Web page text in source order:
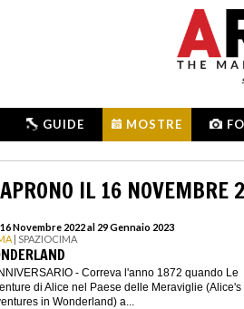
GUIDE MOSTRE
IL 16 NOVEMBRE
Novembre 2022 al 29 Gennaio 2023
| SPAZIOCIMA
- Correva l'anno 1872 quando Le
di Alice nel Paese delle Meraviglie (Alice's
in Wonderland) a...